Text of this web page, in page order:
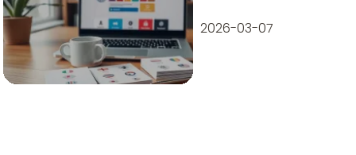
wieloma
2026-03-07